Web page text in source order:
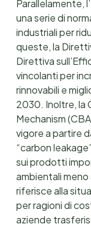
Parallelamente,
una serie di
industriali per
queste, la
Direttiva
vincolanti per
rinnovabili e
2030. Inoltre, la
Mechanism
vigore a partire
“carbon
sui prodotti
ambientali meno
riferisce alla
per ragioni di
aziende